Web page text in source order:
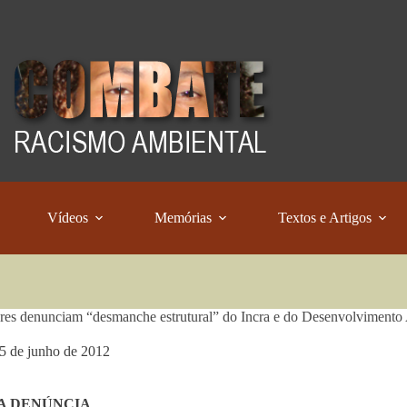
Vídeos Memórias Textos e Artigos
denunciam “desmanche estrutural” do Incra e do
de junho de 2012
DENÚNCIA